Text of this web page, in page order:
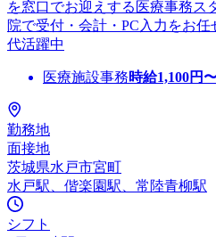
を窓口でお迎えする医療事務ス
院で受付・会計・PC入力をお
代活躍中
医療施設事務時給1,100円
勤務地
面接地
茨城県水戸市宮町
水戸駅、偕楽園駅、常陸青柳駅
シフト